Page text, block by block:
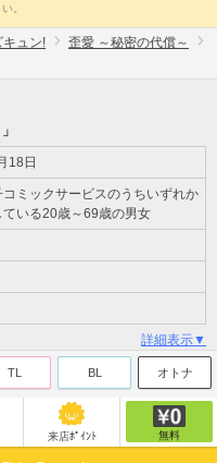
。
キュン!
歪愛 ～秘密の代償～
18日
ミックサービスのうちいずれか
いる20歳～69歳の男女
詳細表示▼
TL BL オトナ
来店ﾎﾟｲﾝﾄ 無料